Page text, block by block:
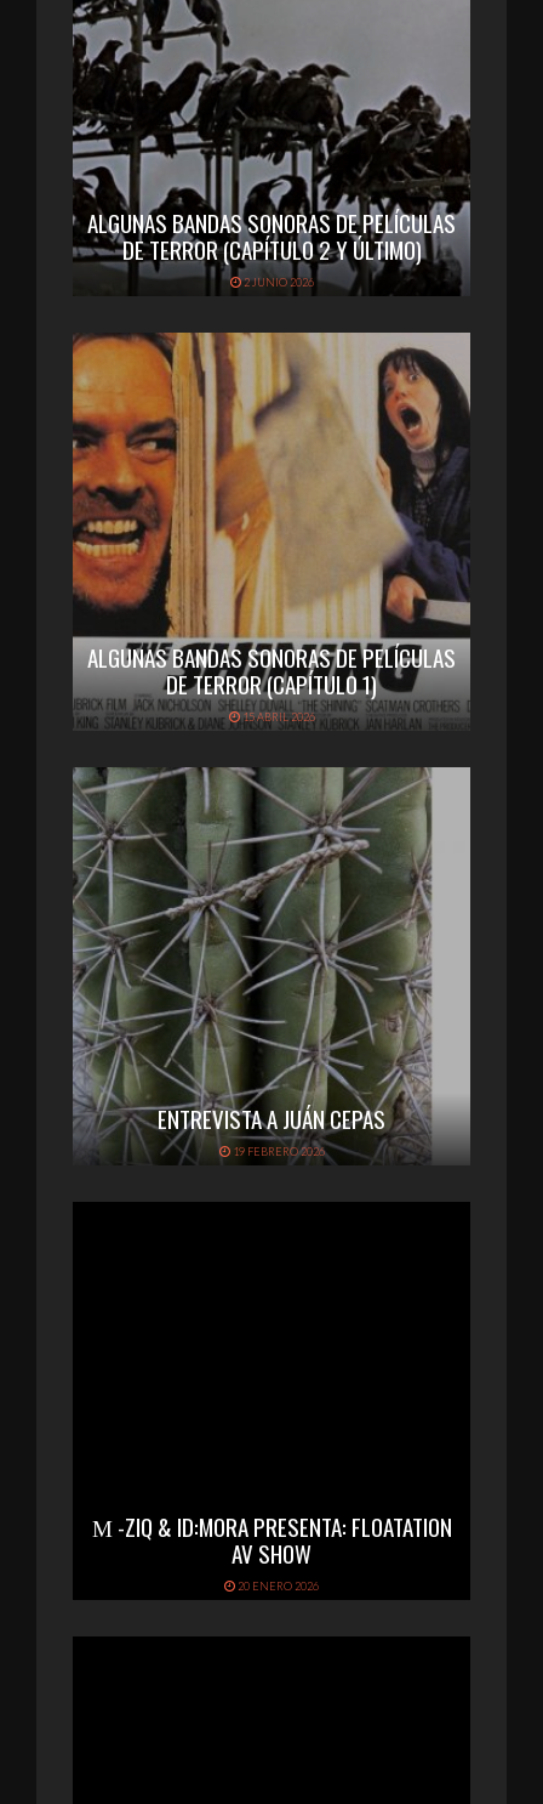
ALGUNAS BANDAS SONORAS DE PELÍCULAS
DE TERROR (CAPÍTULO 2 Y ÚLTIMO)
2 JUNIO 2026
ALGUNAS BANDAS SONORAS DE PELÍCULAS
DE TERROR (CAPÍTULO 1)
15 ABRIL 2026
ENTREVISTA A JUÁN CEPAS
19 FEBRERO 2026
Μ -ZIQ & ID:MORA PRESENTA: FLOATATION
AV SHOW
20 ENERO 2026